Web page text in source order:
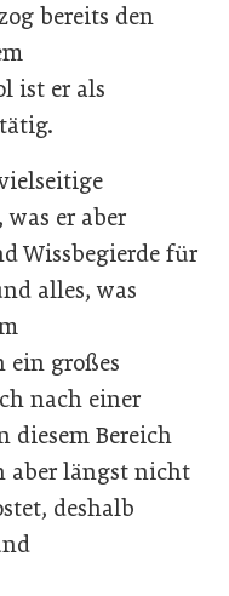
bereits den
ist er als
er aber
Wissbegierde für
alles, was
ein großes
nach einer
Bereich
aber längst nicht
deshalb